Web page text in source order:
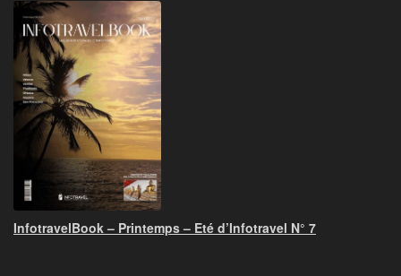
InfotravelBook – Printemps – Eté d’Infotravel N° 7